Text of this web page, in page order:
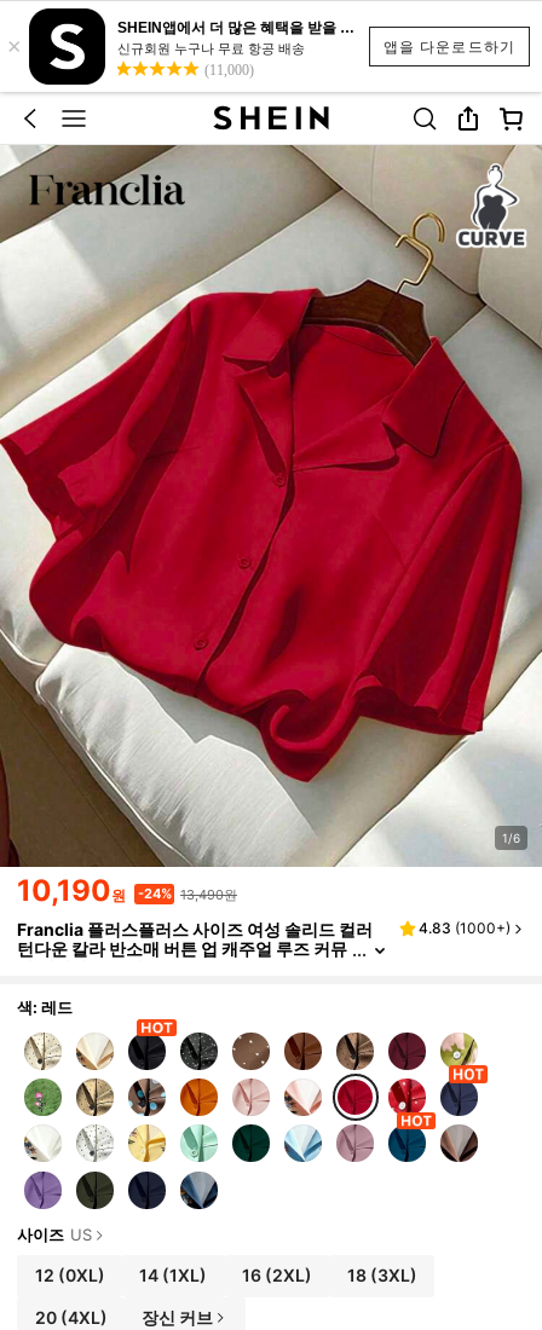
앱을 다운로드하기
×
SHEIN앱에서 더 많은 혜택을 받을 수 있어요.
신규회원 누구나 무료 항공 배송
(11,000)
1/6
10,190원 -24% 13,490원
Franclia 플러스플러스 사이즈 여성 솔리드 컬러
턴다운 칼라 반소매 버튼 업 캐주얼 루즈 커뮤
4.83 (1000+)
색: 레드
사이즈 US
12 (0XL) 14 (1XL) 16(2XL) 18(3XL)
20(4XL) 장신 커브